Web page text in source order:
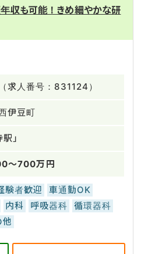
収も可能！きめ細やかな研
求人番号：831124）
伊豆町
」
～700万円
験者歓迎
車通勤OK
内科 呼吸器科
循環器科
他